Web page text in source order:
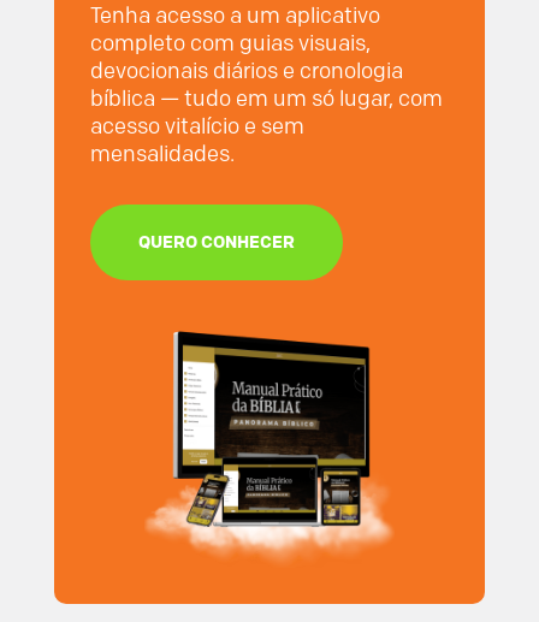
Tenha acesso a um aplicativo
completo com guias visuais,
devocionais diários e cronologia
bíblica — tudo em um só lugar, com
acesso vitalício e sem
mensalidades.
QUERO CONHECER